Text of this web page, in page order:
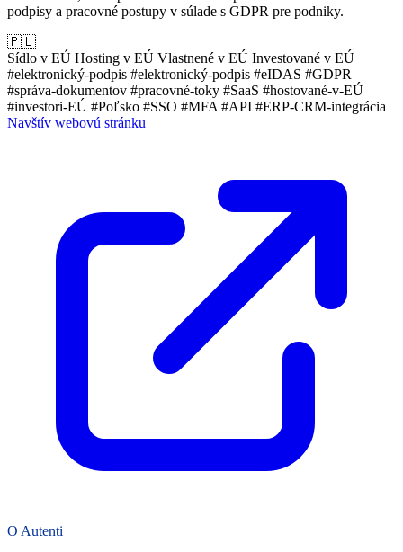
podpisy a pracovné postupy v súlade s GDPR pre podniky.
🇵🇱
Sídlo v EÚ Hosting v EÚ Vlastnené v EÚ Investované v EÚ
#elektronický-podpis #elektronický-podpis #eIDAS #GDPR
#správa-dokumentov #pracovné-toky #SaaS #hostované-v-EÚ
#investori-EÚ #Poľsko #SSO #MFA #API #ERP-CRM-integrácia
Navštív webovú stránku
O Autenti